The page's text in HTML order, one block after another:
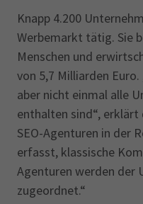
Knapp 4.200
Werbemarkt tätig. Sie
Menschen und
von 5,7 Milliarden
aber nicht einmal alle
enthalten sind“, erklärt
SEO-Agenturen in der
erfasst, klassische
Agenturen werden der
zugeordnet.“